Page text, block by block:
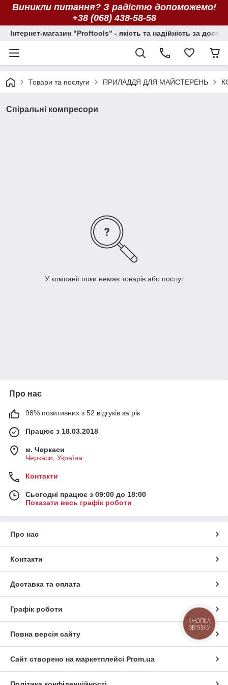
Виникли питання? З радістю допоможемо!
+38 (068) 438-58-58
Інтернет-магазин "Proftools" - якість та надійність за
Товари та послуги ПРИЛАДДЯ ДЛЯ МАЙСТЕРЕНЬ
Спіральні компресори
У компанії поки немає товарів або послуг
Про нас
98% позитивних з 52 відгуків за рік
Працює з 18.03.2018
м. Черкаси
Черкаси, Україна
Контакти
Сьогодні працює з 09:00 до 18:00
Показати весь графік роботи
Про нас
Контакти
Доставка та оплата
Графік роботи
Повна версія сайту
Сайт створено на маркетплейсі Prom.ua
КНОПКА
ЗВ'ЯЗКУ